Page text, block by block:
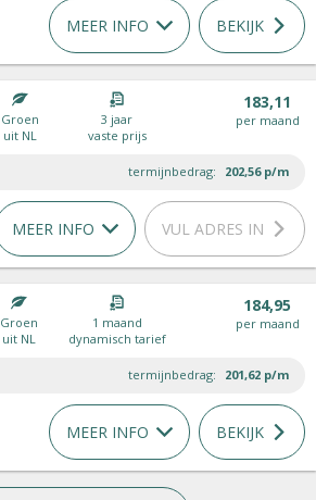
MEER INFO BEKIJK
Groen
uit NL
3 jaar
vaste prijs
183,11
per maand
termijnbedrag: 202,56 p/m
MEER INFO VUL ADRES IN
Groen
uit NL
1 maand
dynamisch tarief
184,95
per maand
termijnbedrag: 201,62 p/m
MEER INFO BEKIJK